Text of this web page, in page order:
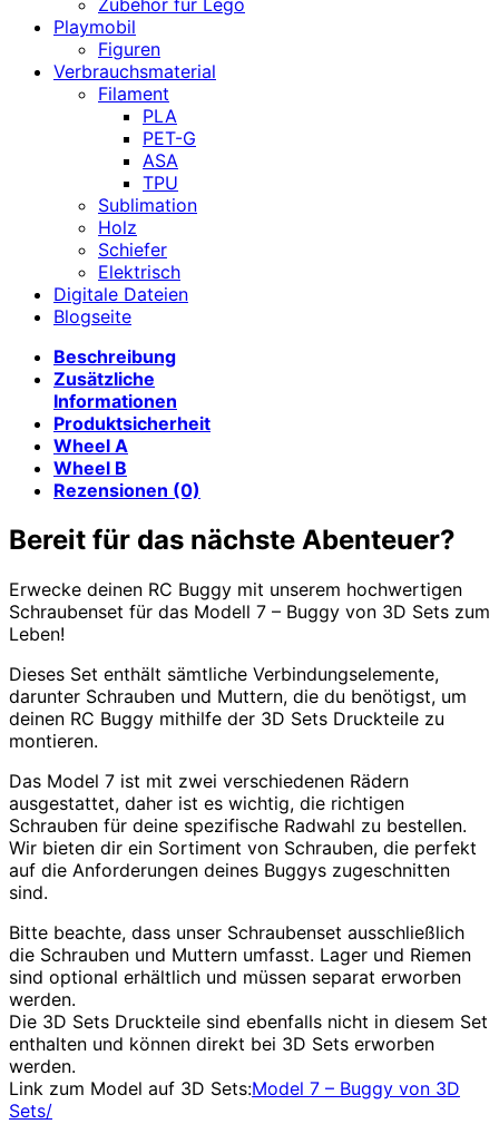
Zubehör für Lego
Playmobil
Figuren
Verbrauchsmaterial
Filament
PLA
PET-G
ASA
TPU
Sublimation
Holz
Schiefer
Elektrisch
Digitale Dateien
Blogseite
Beschreibung
Zusätzliche
Informationen
Produktsicherheit
Wheel A
Wheel B
Rezensionen (0)
Bereit für das nächste Abenteuer?
Erwecke deinen RC Buggy mit unserem hochwertigen
Schraubenset für das Modell 7 – Buggy von 3D Sets zum
Leben!
Dieses Set enthält sämtliche Verbindungselemente,
darunter Schrauben und Muttern, die du benötigst, um
deinen RC Buggy mithilfe der 3D Sets Druckteile zu
montieren.
Das Model 7 ist mit zwei verschiedenen Rädern
ausgestattet, daher ist es wichtig, die richtigen
Schrauben für deine spezifische Radwahl zu bestellen.
Wir bieten dir ein Sortiment von Schrauben, die perfekt
auf die Anforderungen deines Buggys zugeschnitten
sind.
Bitte beachte, dass unser Schraubenset ausschließlich
die Schrauben und Muttern umfasst. Lager und Riemen
sind optional erhältlich und müssen separat erworben
werden.
Die 3D Sets Druckteile sind ebenfalls nicht in diesem Set
enthalten und können direkt bei 3D Sets erworben
werden.
Link zum Model auf 3D Sets:Model 7 – Buggy von 3D
Sets/